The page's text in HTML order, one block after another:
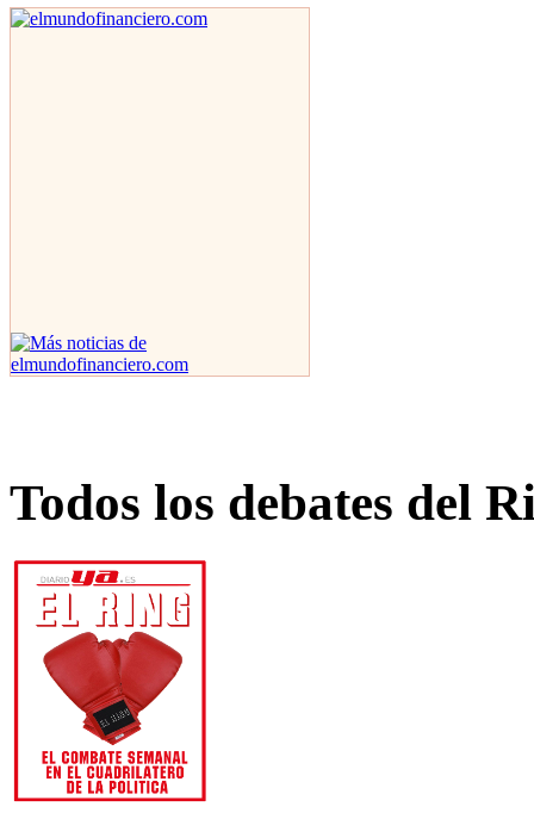
Todos los debates del